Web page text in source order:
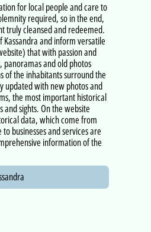
for local people and care to
required, so in the end,
truly cleansed and redeemed.
and inform versatile
that with passion and
and old photos
of the inhabitants surround the
updated with new photos and
the most important historical
sights. On the website
data, which come from
businesses and services are
information of the